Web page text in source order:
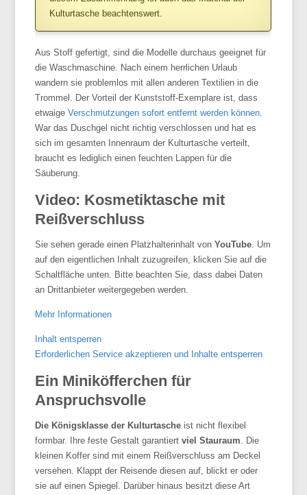
Kulturtasche beachtenswert.
Aus Stoff gefertigt, sind die Modelle durchaus geeignet für
die Waschmaschine. Nach einem herrlichen Urlaub
wandern sie problemlos mit allen anderen Textilien in die
Trommel. Der Vorteil der Kunststoff-Exemplare ist, dass
etwaigeVerschmutzungen sofort entfernt werden können.
War das Duschgel nicht richtig verschlossen und hat es
sich im gesamten Innenraum der Kulturtasche verteilt,
braucht es lediglich einen feuchten Lappen für die
Säuberung.
Video: Kosmetiktasche mit
Reißverschluss
Sie sehen gerade einen Platzhalterinhalt vonYouTube. Um
auf den eigentlichen Inhalt zuzugreifen, klicken Sie auf die
Schaltfläche unten. Bitte beachten Sie, dass dabei Daten
an Drittanbieter weitergegeben werden.
Mehr Informationen
Inhalt entsperren
Erforderlichen Service akzeptieren und Inhalte entsperren
Ein Miniköfferchen für
Anspruchsvolle
Die Königsklasse der Kulturtasche ist nicht flexibel
formbar. Ihre feste Gestalt garantiertviel Stauraum. Die
kleinen Koffer sind mit einem Reißverschluss am Deckel
versehen. Klappt der Reisende diesen auf, blickt er oder
sie auf einen Spiegel. Darüber hinaus besitzt diese Art